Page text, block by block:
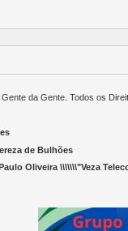
da Gente. Todos os
de Bulhões
Oliveira \\\\\\\"Veza